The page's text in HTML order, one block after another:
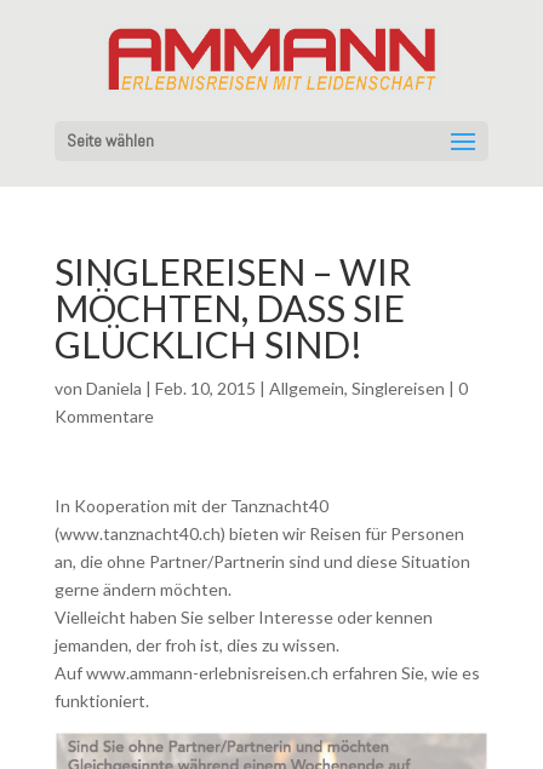
Seite wählen
SINGLEREISEN – WIR
MÖCHTEN, DASS SIE
GLÜCKLICH SIND!
von Daniela | Feb. 10, 2015 | Allgemein, Singlereisen | 0
Kommentare
In Kooperation mit der Tanznacht40
(www.tanznacht40.ch) bieten wir Reisen für Personen
an, die ohne Partner/Partnerin sind und diese Situation
gerne ändern möchten.
Vielleicht haben Sie selber Interesse oder kennen
jemanden, der froh ist, dies zu wissen.
Auf www.ammann-erlebnisreisen.ch erfahren Sie, wie es
funktioniert.